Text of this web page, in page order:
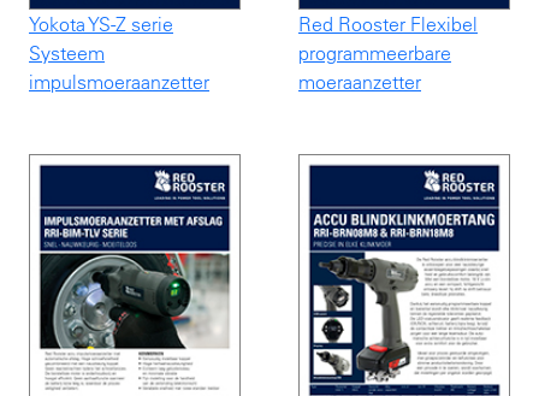
Yokota YS-Z serie
Systeem
impulsmoeraanzetter
Red Rooster Flexibel
programmeerbare
moeraanzetter